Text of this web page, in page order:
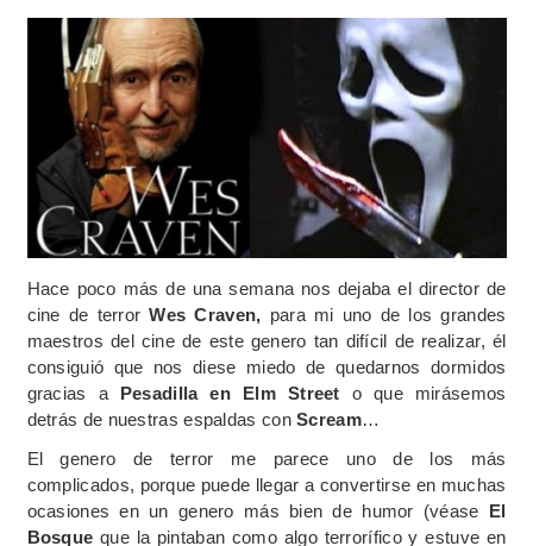
Hace poco más de una semana nos dejaba el director de
cine de terrorWes Craven, para mi uno de los grandes
maestros del cine de este genero tan difícil de realizar, él
consiguió que nos diese miedo de quedarnos dormidos
gracias a Pesadilla en Elm Street o que mirásemos
detrás de nuestras espaldas conScream…
El genero de terror me parece uno de los más
complicados, porque puede llegar a convertirse en muchas
ocasiones en un genero más bien de humor (véase El
Bosque que la pintaban como algo terrorífico y estuve en